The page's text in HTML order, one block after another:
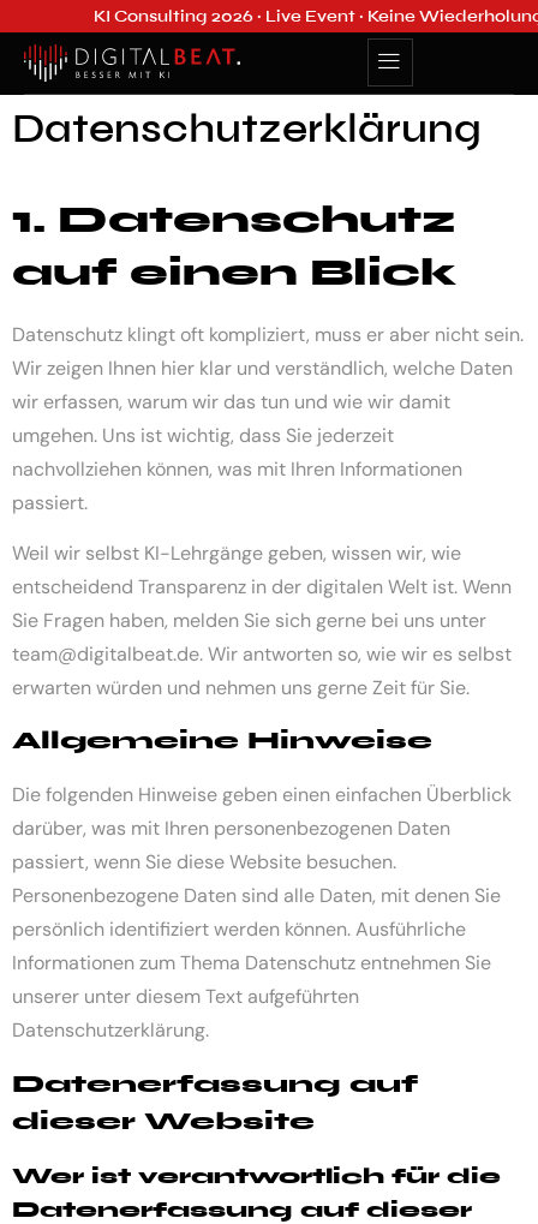
KI Consulting 2026 · Live Event · Keine
Datenschutzerklärung
1. Datenschutz
auf einen Blick
Datenschutz klingt oft kompliziert, muss er aber nicht sein.
Wir zeigen Ihnen hier klar und verständlich, welche Daten
wir erfassen, warum wir das tun und wie wir damit
umgehen. Uns ist wichtig, dass Sie jederzeit
nachvollziehen können, was mit Ihren Informationen
passiert.
Weil wir selbst KI-Lehrgänge geben, wissen wir, wie
entscheidend Transparenz in der digitalen Welt ist. Wenn
Sie Fragen haben, melden Sie sich gerne bei uns unter
team@digitalbeat.de. Wir antworten so, wie wir es selbst
erwarten würden und nehmen uns gerne Zeit für Sie.
Allgemeine Hinweise
Die folgenden Hinweise geben einen einfachen Überblick
darüber, was mit Ihren personenbezogenen Daten
passiert, wenn Sie diese Website besuchen.
Personenbezogene Daten sind alle Daten, mit denen Sie
persönlich identifiziert werden können. Ausführliche
Informationen zum Thema Datenschutz entnehmen Sie
unserer unter diesem Text aufgeführten
Datenschutzerklärung.
Datenerfassung auf
dieser Website
Wer ist verantwortlich für die
Datenerfassung auf dieser